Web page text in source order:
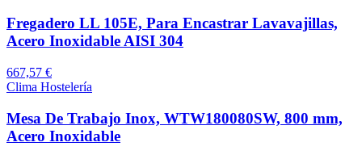
Fregadero LL 105E, Para Encastrar Lavavajillas,
Acero Inoxidable AISI 304
667,57 €
Clima Hostelería
Mesa De Trabajo Inox, WTW180080SW, 800 mm,
Acero Inoxidable